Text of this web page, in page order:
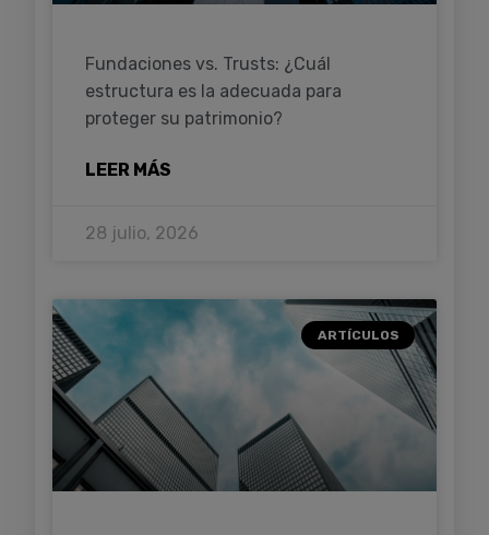
Fundaciones vs. Trusts: ¿Cuál
estructura es la adecuada para
proteger su patrimonio?
LEER MÁS
28 julio, 2026
ARTÍCULOS